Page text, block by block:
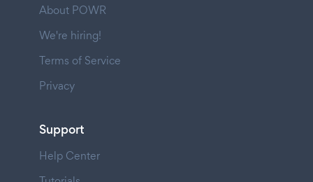
About POWR
We're hiring!
Terms of Service
Privacy
Support
Help Center